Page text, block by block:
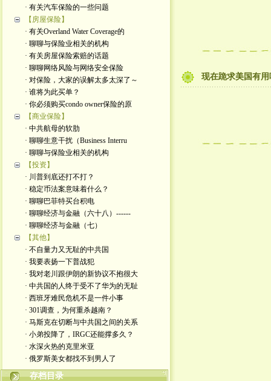
· 有关汽车保险的一些问题
【房屋保险】
· 有关Overland Water Coverage的
· 聊聊与保险业相关的机构
· 有关房屋保险索赔的话题
· 聊聊网络风险与网络安全保险
· 对保险，大家的误解太多太深了～
· 谁将为此买单？
· 你必须购买condo owner保险的原
【商业保险】
· 中共航母的软肋
· 聊聊生意干扰（Business Interru
· 聊聊与保险业相关的机构
【投资】
· 川普到底还打不打？
· 稳定币法案意味着什么？
· 聊聊巴菲特买台积电
· 聊聊经济与金融（六十八）------
· 聊聊经济与金融（七）
【其他】
· 不自量力又无耻的中共国
· 我要表扬一下普战犯
· 我对老川跟伊朗的新协议不抱很大
· 中共国的人终于受不了华为的无耻
· 西班牙难民危机不是一件小事
· 301调查，为何重杀越南？
· 马斯克在切断与中共国之间的关系
· 小弟投降了，IRGC还能撑多久？
· 水深火热的克里米亚
· 俄罗斯美女都找不到男人了
存档目录
现在跪求美国有用